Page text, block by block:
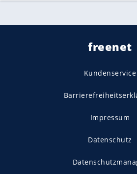
freenet
Kundenservice
Impressum
Datenschutz